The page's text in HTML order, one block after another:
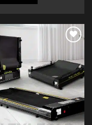
Wishlist